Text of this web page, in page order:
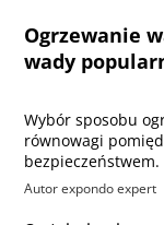
Ogrzewanie
wady
Wybór sposobu
równowagi
Autor expondo expert